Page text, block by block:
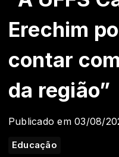
Erechim
contar
da região”
Publicado em 03/08/
Educação